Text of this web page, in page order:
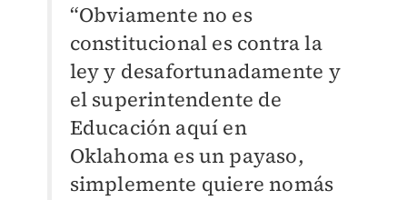
“Obviamente no es
constitucional es contra la
ley y desafortunadamente y
el superintendente de
Educación aquí en
Oklahoma es un payaso,
simplemente quiere nomás